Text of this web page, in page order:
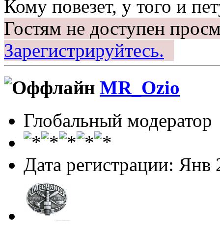
Кому повезет, у того и
Гостям не доступен
Зарегистрируйтесь.
MR_Ozio
Глобальный модератор
Дата регистрации: Янв